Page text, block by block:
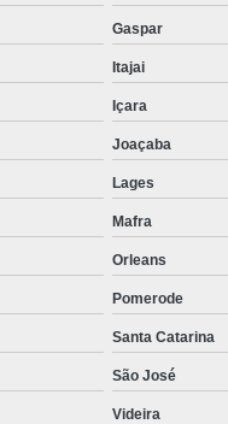
Gaspar
Itajai
Içara
Joaçaba
Lages
Mafra
Orleans
Pomerode
Santa Catarina
São José
Videira